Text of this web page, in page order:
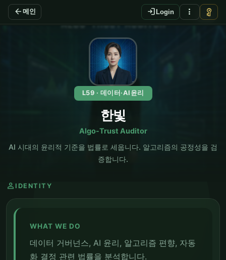
arrow_back 메인 login Login more_vert vpn_key
EN
L59 · 데이터·AI윤리
한빛
Algo-Trust Auditor
AI 시대의 윤리적 기준을 법률로 세웁니다. 알고리즘의 공정성을 검
증합니다.
person IDENTITY
WHAT WE DO
데이터 거버넌스, AI 윤리, 알고리즘 편향, 자동
화 결정 관련 법률을 분석합니다.